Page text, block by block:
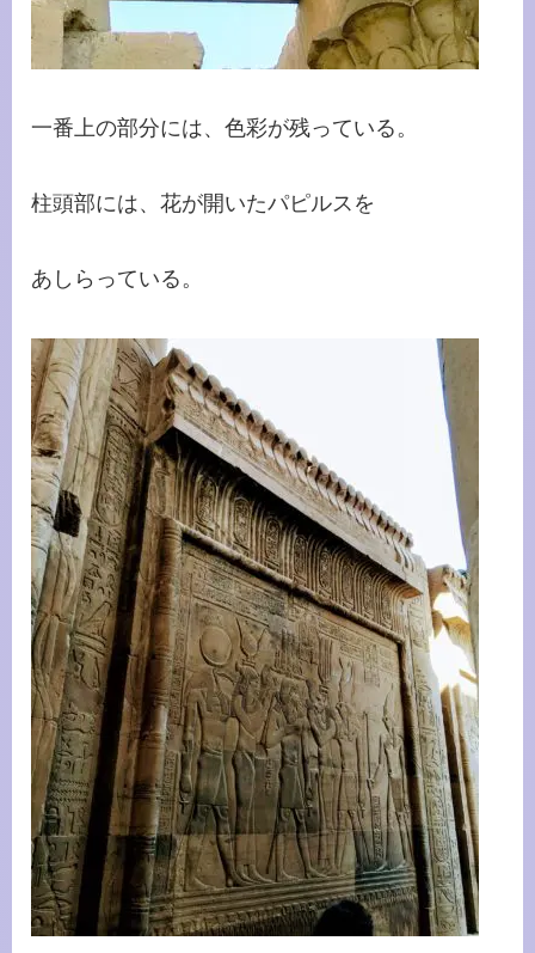
一番上の部分には、色彩が残っている。
柱頭部には、花が開いたパピルスを
あしらっている。